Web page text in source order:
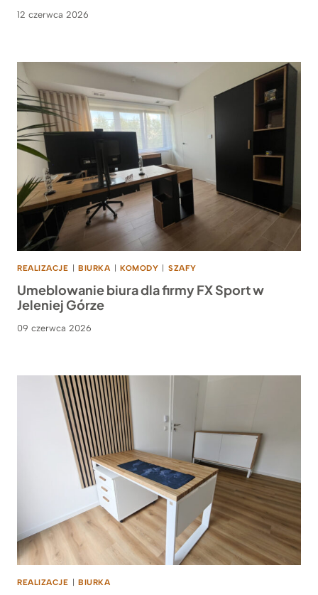
12 czerwca 2026
REALIZACJE BIURKA KOMODY SZAFY
Umeblowanie biura dla firmy FX Sport w
Jeleniej Górze
09 czerwca 2026
REALIZACJE BIURKA